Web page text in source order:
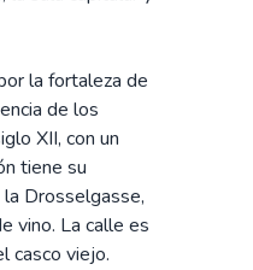
la fortaleza de
de los
XII, con un
tiene su
Drosselgasse,
vino. La calle es
casco viejo.